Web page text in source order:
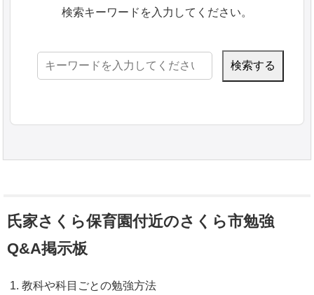
検索キーワードを入力してください。
検
氏家さくら保育園付近のさくら市勉強
Q&A掲示板
教科や科目ごとの勉強方法